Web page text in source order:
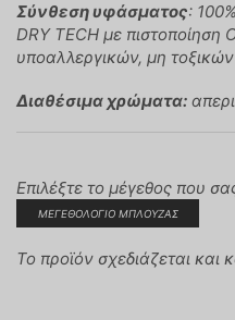
Σύνθεση υφάσματος:
DRY TECH με πιστοποίηση
υποαλλεργικών, μη
Διαθέσιμα χρώματα:
Επιλέξτε το μέγεθος που
ΜΕΓΕΘΟΛΟΓΙΟ ΜΠΛΟΥΖΑΣ
Το προϊόν σχεδιάζεται και